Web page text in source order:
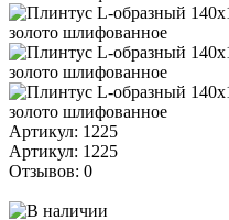
Артикул: 1225
Артикул: 1225
Отзывов: 0